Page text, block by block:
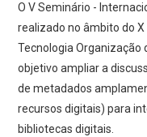
O V Seminário -
realizado no âmbito do
Tecnologia Organização
objetivo ampliar a
de metadados
recursos digitais) para
bibliotecas digitais.